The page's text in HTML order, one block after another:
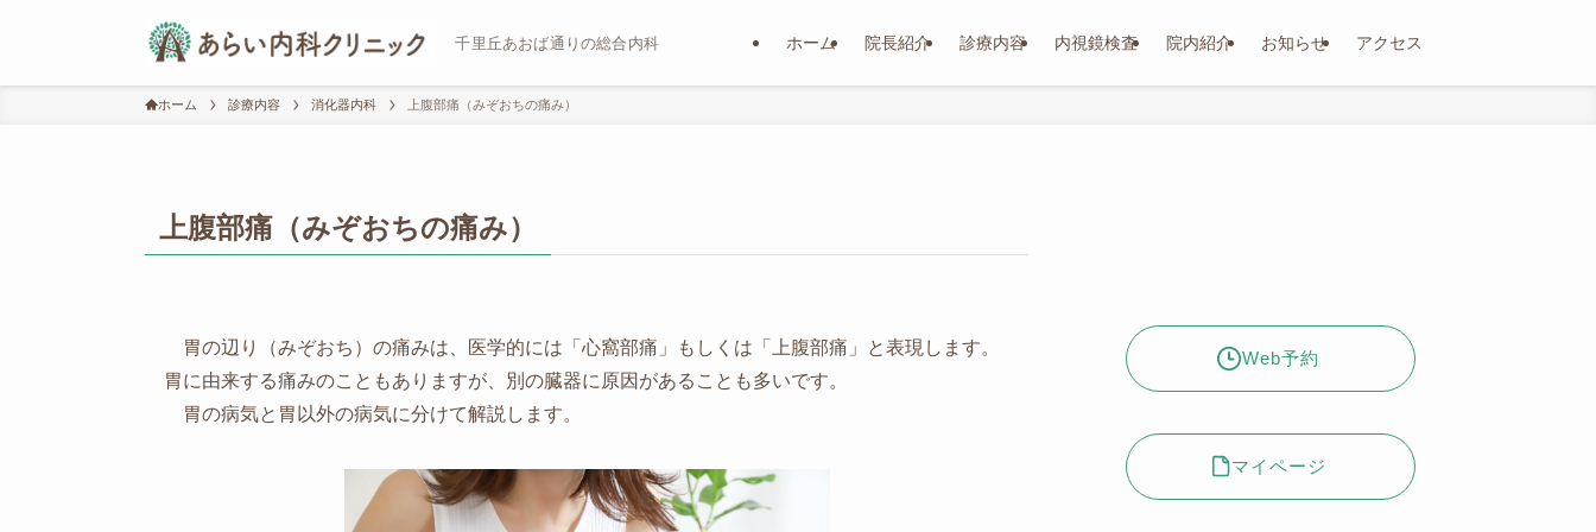
千里丘あおば通りの総合内科 ホーム 院長紹介 診療内容 内視鏡検査 院内紹介 お知らせ アクセス
ホーム 診療内容 消化器内科 上腹部痛（みぞおちの痛み）
上腹部痛（みぞおちの痛み）
胃の辺り（みぞおち）の痛みは、医学的には「心窩部痛」もしくは「上腹部痛」と表現します。
胃に由来する痛みのこともありますが、別の臓器に原因があることも多いです。
胃の病気と胃以外の病気に分けて解説します。
Web予約
マイページ